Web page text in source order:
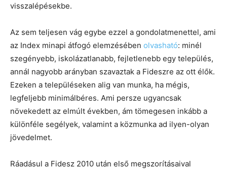
visszalépésekbe.
Az sem teljesen vág egybe ezzel a gondolatmenettel, ami
az Index minapi átfogó elemzésében olvasható: minél
szegényebb, iskolázatlanabb, fejletlenebb egy település,
annál nagyobb arányban szavaztak a Fideszre az ott élők.
Ezeken a településeken alig van munka, ha mégis,
legfeljebb minimálbéres. Ami persze ugyancsak
növekedett az elmúlt években, ám tömegesen inkább a
különféle segélyek, valamint a közmunka ad ilyen-olyan
jövedelmet.
Ráadásul a Fidesz 2010 után első megszorításaival